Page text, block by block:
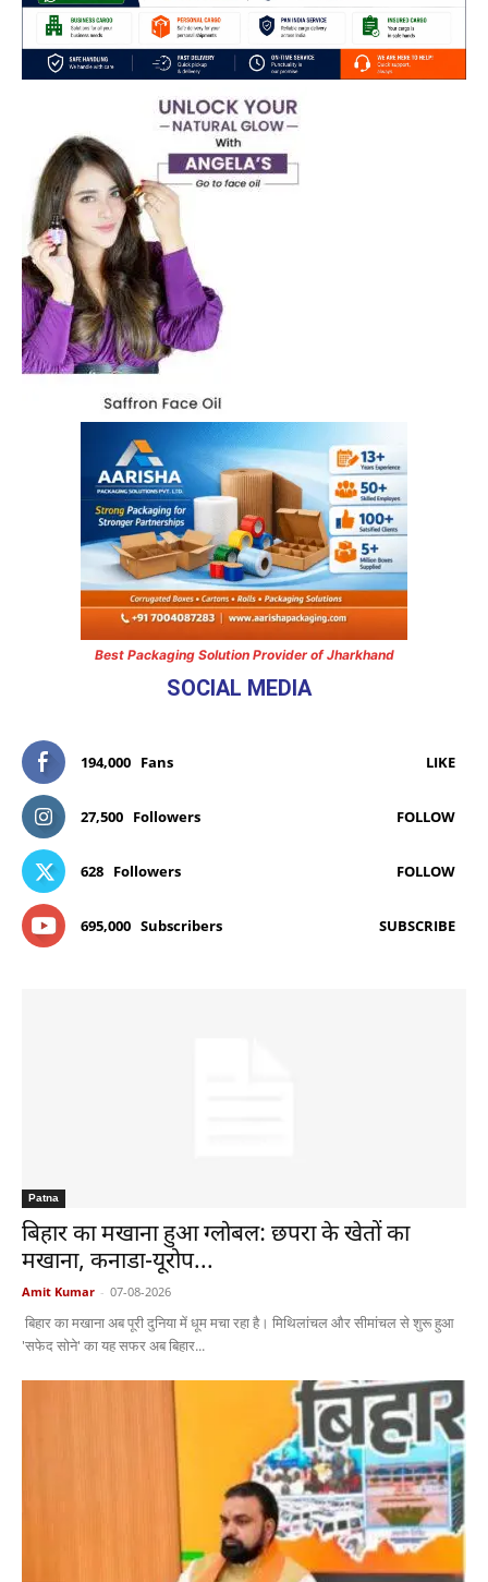
Best Packaging Solution Provider of Jharkhand
SOCIAL MEDIA
194,000 Fans LIKE
27,500 Followers FOLLOW
628 Followers FOLLOW
695,000 Subscribers SUBSCRIBE
Patna
बिहार का मखाना हुआ ग्लोबल: छपरा के खेतों का
मखाना, कनाडा-यूरोप...
Amit Kumar - 07-08-2026
बिहार का मखाना अब पूरी दुनिया में धूम मचा रहा है। मिथिलांचल और सीमांचल से शुरू हुआ
'सफेद सोने' का यह सफर अब बिहार...